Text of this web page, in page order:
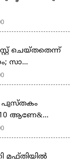
ചെയ്തതെന്ന്
സാ...
പുസ്തകം
10 ആണേ&...
മഫ്തിയില്‍